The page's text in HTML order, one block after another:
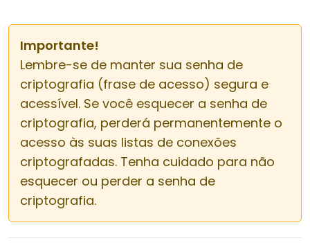
Importante!
Lembre-se de manter sua senha de
criptografia (frase de acesso) segura e
acessível. Se você esquecer a senha de
criptografia, perderá permanentemente o
acesso às suas listas de conexões
criptografadas. Tenha cuidado para não
esquecer ou perder a senha de
criptografia.